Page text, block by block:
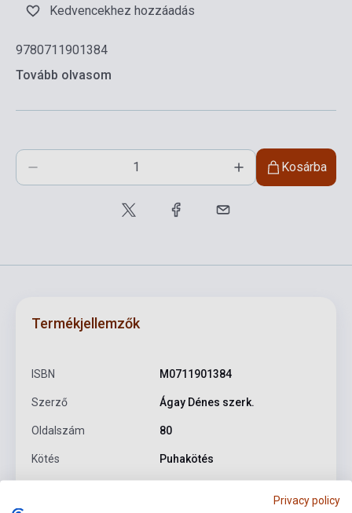
Kedvencekhez hozzáadás
9780711901384
Tovább olvasom
Kosárba
Termékjellemzők
ISBN M0711901384
Szerző Ágay Dénes szerk.
Oldalszám 80
Kötés Puhakötés
Privacy policy